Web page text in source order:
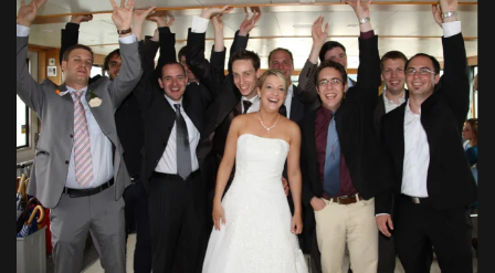
VIEW